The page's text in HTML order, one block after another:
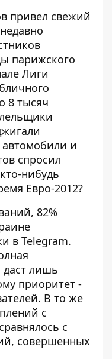
привел свежий
парижского
Лиги
8 тысяч
и
спросил
нибудь
Евро-2012?
82%
в Telegram.
даст лишь
приоритет -
В то же
с
с
совершенных